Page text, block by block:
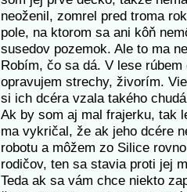
neoženil, zomrel pred troma
pole, na ktorom sa ani kôň
susedov pozemok. Ale to ma
Robím, čo sa dá. V lese
opravujem strechy, živorím.
si ich dcéra vzala takého
Ak by som aj mal frajerku, tak
ma vykričal, že ak jeho dcére
robotu a môžem zo Silice
rodičov, ten sa stavia proti jej
Teda ak sa vám chce niekto